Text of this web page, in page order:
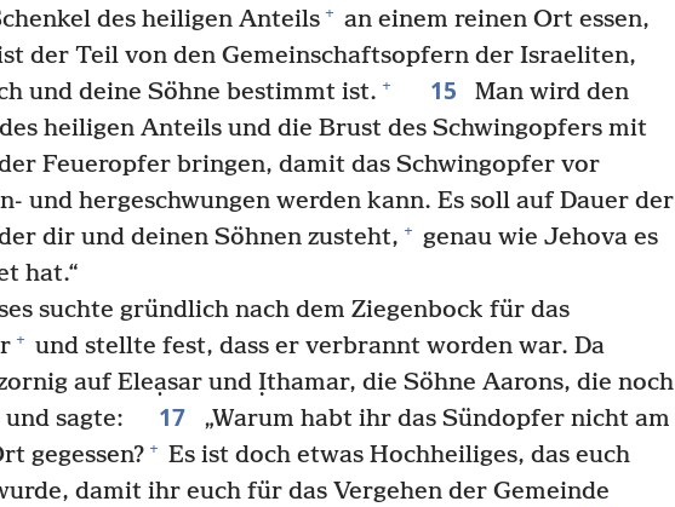
des heiligen Anteils + an einem reinen Ort essen,
der Teil von den Gemeinschaftsopfern der Israeliten,
und deine Söhne bestimmt ist. + 15
Man wird den
heiligen Anteils und die Brust des Schwingopfers mit
Feueropfer bringen, damit das Schwingopfer vor
und hergeschwungen werden kann. Es soll auf Dauer der
dir und deinen Söhnen zusteht, + genau wie Jehova es
hat.“
suchte gründlich nach dem Ziegenbock für das
+ und stellte fest, dass er verbrannt worden war. Da
auf Eleạsar und Ịthamar, die Söhne Aarons, die noch
und sagte:
17
„Warum habt ihr das Sündopfer nicht am
gegessen? + Es ist doch etwas Hochheiliges, das euch
damit ihr euch für das Vergehen der Gemeinde